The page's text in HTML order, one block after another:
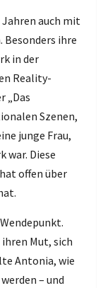
auch mit
ihre
in der
Reality-
„Das
Szenen,
junge Frau,
war. Diese
offen über
Mut, sich
Antonia, wie
– und